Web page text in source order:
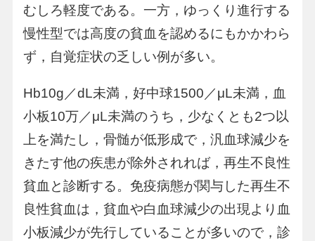
むしろ軽度である。一方，ゆっくり進行する
慢性型では高度の貧血を認めるにもかかわら
ず，自覚症状の乏しい例が多い。
Hb10g／dL未満，好中球1500／μL未満，血
小板10万／μL未満のうち，少なくとも2つ以
上を満たし，骨髄が低形成で，汎血球減少を
きたす他の疾患が除外されれば，再生不良性
貧血と診断する。免疫病態が関与した再生不
良性貧血は，貧血や白血球減少の出現より血
小板減少が先行していることが多いので，診